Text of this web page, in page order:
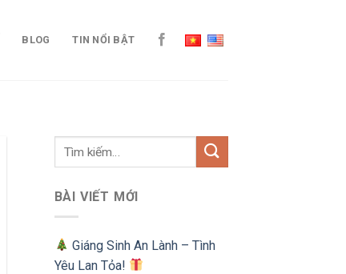
BLOG TIN NỔI BẬT
BÀI VIẾT MỚI
Giáng Sinh An Lành – Tình
Yêu Lan Tỏa!